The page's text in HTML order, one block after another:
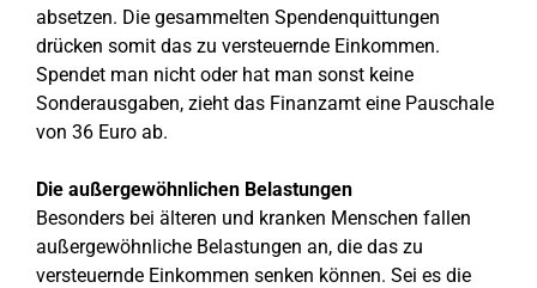
absetzen. Die gesammelten Spendenquittungen
drücken somit das zu versteuernde Einkommen.
Spendet man nicht oder hat man sonst keine
Sonderausgaben, zieht das Finanzamt eine Pauschale
von 36 Euro ab.
Die außergewöhnlichen Belastungen
Besonders bei älteren und kranken Menschen fallen
außergewöhnliche Belastungen an, die das zu
versteuernde Einkommen senken können. Sei es die